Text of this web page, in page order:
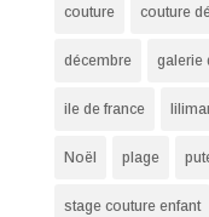
couture couture
décembre galerie
ile de france
Noël plage
stage couture enfant